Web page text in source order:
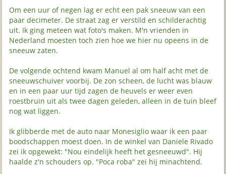
Om een uur of negen lag er echt een pak sneeuw van een
paar decimeter. De straat zag er verstild en schilderachtig
uit. Ik ging meteen wat foto's maken. M'n vrienden in
Nederland moesten toch zien hoe we hier nu opeens in de
sneeuw zaten.
De volgende ochtend kwam Manuel al om half acht met de
sneeuwschuiver voorbij. De zon scheen, de lucht was blauw
en in een paar uur tijd zagen de heuvels er weer even
roestbruin uit als twee dagen geleden, alleen in de tuin bleef
nog wat liggen.
Ik glibberde met de auto naar Monesiglio waar ik een paar
boodschappen moest doen. In de winkel van Daniele Rivado
zei ik opgewekt: "Nou eindelijk heeft het gesneeuwd". Hij
haalde z'n schouders op. "Poca roba" zei hij minachtend.